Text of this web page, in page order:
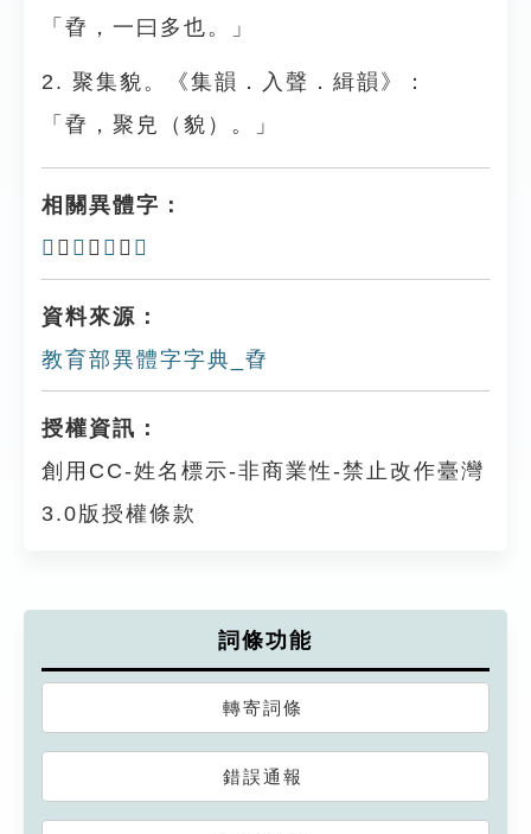
「孴，一曰多也。」
2. 聚集貌。《集韻．入聲．緝韻》：
「孴，聚皃（貌）。」
相關異體字：
𡥨 、 𡥦 、 孨 、 𡦏
資料來源：
教育部異體字字典_孴
授權資訊：
創用CC-姓名標示-非商業性-禁止改作臺灣
3.0版授權條款
詞條功能
轉寄詞條
錯誤通報